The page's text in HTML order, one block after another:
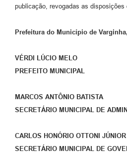
publicação, revogadas as disposições
Prefeitura do Município de
VÉRDI LÚCIO MELO
PREFEITO MUNICIPAL
MARCOS ANTÔNIO BATISTA
SECRETÁRIO MUNICIPAL DE
CARLOS HONÓRIO OTTONI JÚNIOR
SECRETÁRIO MUNICIPAL DE